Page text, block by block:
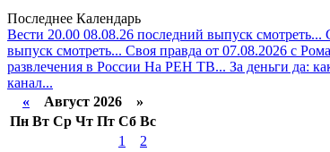
Последнее Календарь
Вести 20.00 08.08.26 последний выпуск смотреть...
выпуск смотреть... Своя правда от 07.08.2026 с
развлечения в России На РЕН ТВ... За деньги да:
канал...
« Август 2026 »
Пн Вт Ср Чт Пт Сб Вс
1
2